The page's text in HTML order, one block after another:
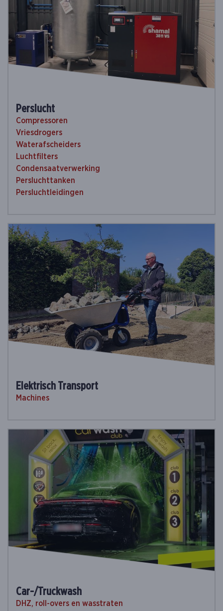
Perslucht
Compressoren
Vriesdrogers
Waterafscheiders
Luchtfilters
Condensaatverwerking
Persluchttanken
Persluchtleidingen
Elektrisch Transport
Machines
Car-/Truckwash
DHZ, roll-overs en wasstraten